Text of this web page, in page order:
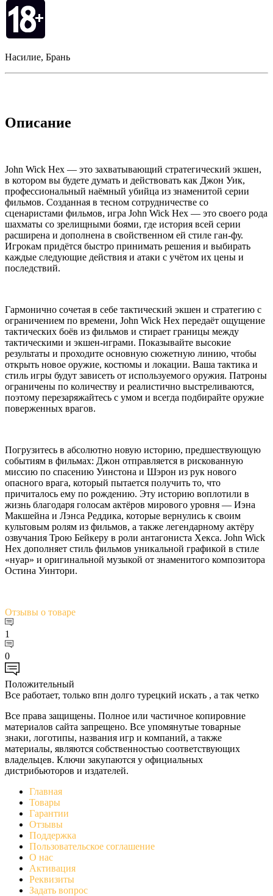
Насилие, Брань
Описание
John Wick Hex — это захватывающий стратегический экшен,
в котором вы будете думать и действовать как Джон Уик,
профессиональный наёмный убийца из знаменитой серии
фильмов. Созданная в тесном сотрудничестве со
сценаристами фильмов, игра John Wick Hex — это своего рода
шахматы со зрелищными боями, где история всей серии
расширена и дополнена в свойственном ей стиле ган-фу.
Игрокам придётся быстро принимать решения и выбирать
каждые следующие действия и атаки с учётом их цены и
последствий.
Гармонично сочетая в себе тактический экшен и стратегию с
ограничением по времени, John Wick Hex передаёт ощущение
тактических боёв из фильмов и стирает границы между
тактическими и экшен-играми. Показывайте высокие
результаты и проходите основную сюжетную линию, чтобы
открыть новое оружие, костюмы и локации. Ваша тактика и
стиль игры будут зависеть от используемого оружия. Патроны
ограничены по количеству и реалистично выстреливаются,
поэтому перезаряжайтесь с умом и всегда подбирайте оружие
поверженных врагов.
Погрузитесь в абсолютно новую историю, предшествующую
событиям в фильмах: Джон отправляется в рискованную
миссию по спасению Уинстона и Шэрон из рук нового
опасного врага, который пытается получить то, что
причиталось ему по рождению. Эту историю воплотили в
жизнь благодаря голосам актёров мирового уровня — Иэна
Макшейна и Лэнса Реддика, которые вернулись к своим
культовым ролям из фильмов, а также легендарному актёру
озвучания Трою Бейкеру в роли антагониста Хекса. John Wick
Hex дополняет стиль фильмов уникальной графикой в стиле
«нуар» и оригинальной музыкой от знаменитого композитора
Остина Уинтори.
Отзывы о товаре
1
0
Положительный
Все работает, только впн долго турецкий искать , а так четко
Все права защищены. Полное или частичное копировние
материалов сайта запрещено. Все упомянутые товарные
знаки, логотипы, названия игр и компаний, а также
материалы, являются собственностью соответствующих
владельцев. Ключи закупаются у официальных
дистрибьюторов и издателей.
Главная
Товары
Гарантии
Отзывы
Поддержка
Пользовательское соглашение
О нас
Активация
Реквизиты
Задать вопрос